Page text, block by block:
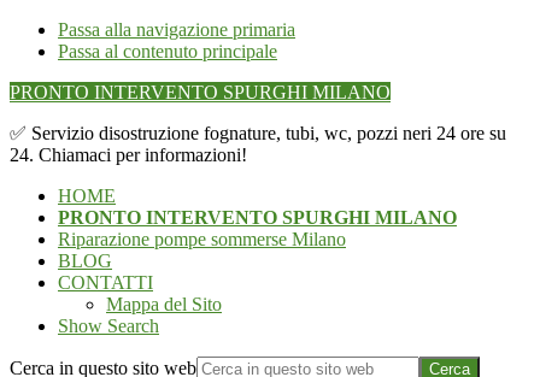
Passa alla navigazione primaria
Passa al contenuto principale
PRONTO INTERVENTO SPURGHI MILANO
✅ Servizio disostruzione fognature, tubi, wc, pozzi neri 24 ore su
24. Chiamaci per informazioni!
HOME
PRONTO INTERVENTO SPURGHI MILANO
Riparazione pompe sommerse Milano
BLOG
CONTATTI
Mappa del Sito
Show Search
Cerca in questo sito web